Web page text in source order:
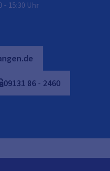
- 15:30 Uhr
09131 86 - 2460